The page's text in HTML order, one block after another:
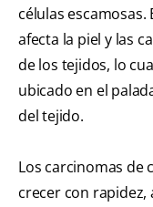
células
afecta la piel y las
de los tejidos, lo
ubicado en el
del tejido.
Los carcinomas de
crecer con rapidez,